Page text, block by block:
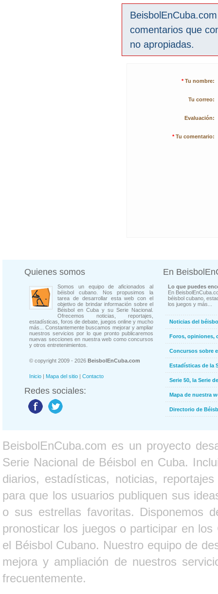
comentarios que
no apropiadas.
* Tu nombre:
Tu correo:
Evaluación:
* Tu comentario:
Quienes somos
Somos un equipo de aficionados al
béisbol cubano. Nos propusimos la
tarea de desarrollar esta web con el
objetivo de brindar información sobre el
Béisbol en Cuba y su Serie Nacional.
Ofrecemos noticias, reportajes,
estadísticas, foros de debate, juegos online y mucho
más... Constantemente buscamos mejorar y ampliar
nuestros servicios por lo que pronto publicaremos
nuevas secciones en nuestra web como concursos
y otros entretenimientos.
© copyright 2009 - 2026 BeisbolEnCuba.com
Inicio | Mapa del sitio | Contacto
Redes sociales:
En
Lo que puedes
En
béisbol cubano,
los juegos y más...
Noticias del
Foros, opiniones,
Concursos sobre
Estadísticas de la
Serie 50, la Serie
Mapa de nuestra
Directorio de
BeisbolEnCuba.com es un proyecto
Serie Nacional de Béisbol en Cuba.
diarios, estadísticas, noticias,
para que los usuarios publiquen sus
o sus estrellas favoritas. Disponemos
pronosticar los juegos o participar en
el Béisbol Cubano. Nuestro equipo de
mejora y ampliación de nuestros
frecuentemente.